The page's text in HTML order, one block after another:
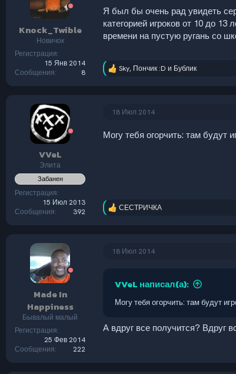
ы
а
Knock_Twible
Новичок
Регистрация
15 Янв 2014
Сообщения
8
Я был бы очень рад увидеть
категорией игроков от 10 до
времени на пустую ругань со
Р
:
Sky, Пончик :D и Бублик
VVeL
Элита
Забанен
Регистрация
15 Июл 2013
Сообщения
392
18 Июл 2014
Могу тебя огорчить: там будут
Р
СЕСТРИЧКА
Made In
Happiness
Бывалый малый
Регистрация
25 Фев 2014
Сообщения
222
18 Июл 2014
VVeL написал(а):
Могу тебя огорчить: там будут
А вдруг все получится? Вдруг